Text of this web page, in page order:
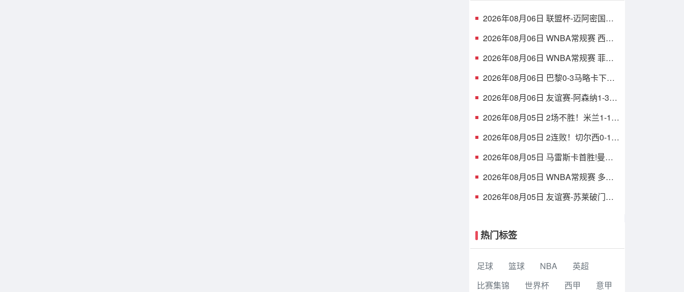
2026年08月06日 联盟杯-迈阿密国际
帽
2026年08月06日 WNBA常规赛 西雅
2026年08月06日 WNBA常规赛 菲尼
集锦
2026年08月06日 巴黎0-3马略卡下场
果
2026年08月06日 友谊赛-阿森纳1-3贝
射2传
2026年08月05日 2场不胜！米兰1-1国
莫斯登场
2026年08月05日 2连败！切尔西0-1尤
614天复出
2026年08月05日 马雷斯卡首胜!曼城
梅尼奥助攻
2026年08月05日 WNBA常规赛 多伦
2026年08月05日 友谊赛-苏莱破门迪
热门标签
足球 篮球 NBA
英超
比赛集锦
世界杯 西甲
意甲